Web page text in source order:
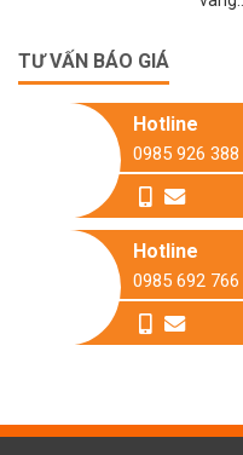
TƯ VẤN BÁO GIÁ
Hotline
0985 926 388
Hotline
0985 692 766